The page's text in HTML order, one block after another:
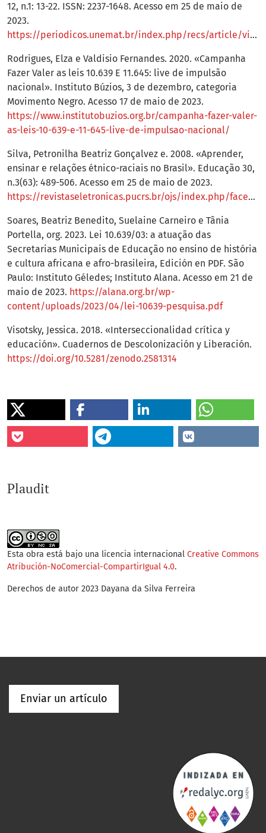
Plaudit
12, n.1: 13-22. ISSN: 2237-1648. Acesso em 25 de maio de
2023.
https://periodicos.unemat.br/index.php/recs/article/view/6454
Rodrigues, Elza e Valdisio Fernandes. 2020. «Campanha
Fazer Valer as leis 10.639 E 11.645: live de impulsão
nacional». Instituto Búzios, 3 de dezembro, categoria
Movimento Negro. Acesso 17 de maio de 2023.
https://www.institutobuzios.org.br/campanha-fazer-valer-
as-leis-10-639-e-11-645-live-de-impulsao-nacional/
Silva, Petronilha Beatriz Gonçalvez e. 2008. «Aprender,
ensinar e relações étnico-raciais no Brasil». Educação 30,
n.3(63): 489-506. Acesso em 25 de maio de 2023.
https://revistaseletronicas.pucrs.br/ojs/index.php/faced/article/view/2745
Soares, Beatriz Benedito, Suelaine Carneiro e Tânia
Portella, org. 2023. Lei 10.639/03: a atuação das
Secretarias Municipais de Educação no ensino de história
e cultura africana e afro-brasileira, Edición en PDF. São
Paulo: Instituto Géledes; Instituto Alana. Acesso em 21 de
maio de 2023. https://alana.org.br/wp-
content/uploads/2023/04/lei-10639-pesquisa.pdf
Visotsky, Jessica. 2018. «Interseccionalidad crítica y
educación». Cuadernos de Descolonización y Liberación.
https://doi.org/10.5281/zenodo.2581314
Esta obra está bajo una licencia internacional Creative Commons
Atribución-NoComercial-CompartirIgual 4.0.
Derechos de autor 2023 Dayana da Silva Ferreira
Enviar un artículo